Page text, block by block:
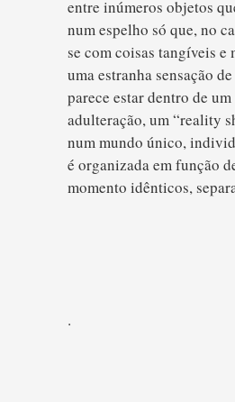
entre inúmeros objetos
num espelho só que, no
se com coisas tangíveis e
uma estranha sensação
parece estar dentro de
adulteração, um “reality
num mundo único,
é organizada em função
momento idênticos,
.